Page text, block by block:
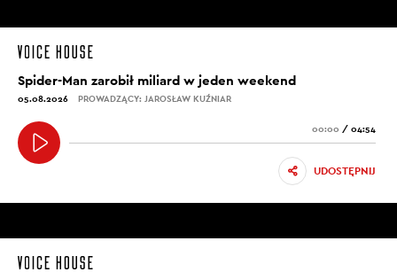
Spider-Man zarobił miliard w jeden weekend
05.08.2026 PROWADZĄCY: JAROSŁAW KUŹNIAR
00:00 / 04:54
UDOSTĘPNIJ